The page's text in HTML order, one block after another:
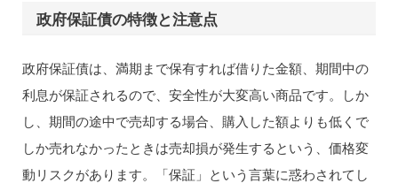
政府保証債の特徴と注意点
政府保証債は、満期まで保有すれば借りた金額、期間中の
利息が保証されるので、安全性が大変高い商品です。しか
し、期間の途中で売却する場合、購入した額よりも低くで
しか売れなかったときは売却損が発生するという、価格変
動リスクがあります。「保証」という言葉に惑わされてし